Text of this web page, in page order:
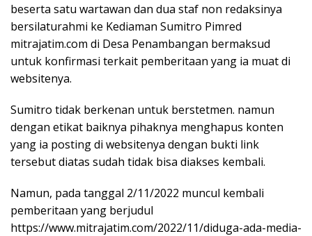
beserta satu wartawan dan dua staf non redaksinya
bersilaturahmi ke Kediaman Sumitro Pimred
mitrajatim.com di Desa Penambangan bermaksud
untuk konfirmasi terkait pemberitaan yang ia muat di
websitenya.
Sumitro tidak berkenan untuk berstetmen. namun
dengan etikat baiknya pihaknya menghapus konten
yang ia posting di websitenya dengan bukti link
tersebut diatas sudah tidak bisa diakses kembali.
Namun, pada tanggal 2/11/2022 muncul kembali
pemberitaan yang berjudul
https://www.mitrajatim.com/2022/11/diduga-ada-media-